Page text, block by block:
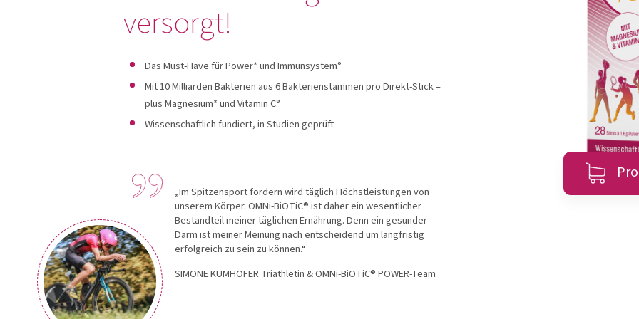
OMNi-BiOTiC®
Produkte anzeigen
Caricol®
Produkte anzeigen Produkte anzeigen
versorgt!
Das Must-Have für Power* und Immunsystem°
Mit 10 Milliarden Bakterien aus 6 Bakterienstämmen pro Direkt-Stick –
plus Magnesium* und Vitamin C°
Wissenschaftlich fundiert, in Studien geprüft
„Im Spitzensport fordern wird täglich Höchstleistungen von
unserem Körper. OMNi-BiOTiC® ist daher ein wesentlicher
Bestandteil meiner täglichen Ernährung. Denn ein gesunder
Darm ist meiner Meinung nach entscheidend um langfristig
erfolgreich zu sein zu können.“
SIMONE KUMHOFER Triathletin & OMNi-BiOTiC® POWER-Team